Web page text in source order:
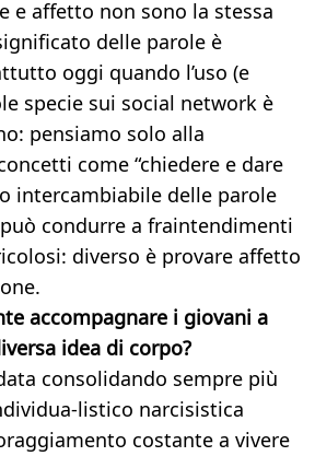
e affetto non sono la stessa
delle parole è
oggi quando l’uso (e
specie sui social network è
pensiamo solo alla
come “chiedere e dare
intercambiabile delle parole
condurre a fraintendimenti
diverso è provare affetto
accompagnare i giovani a
idea di corpo?
consolidando sempre più
listico narcisistica
costante a vivere